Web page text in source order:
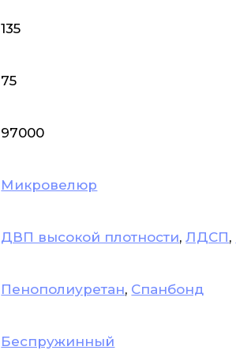
135
75
97000
Микровелюр
ДВП высокой плотности,ЛДСП,
Пенополиуретан, Спанбонд
Беспружинный